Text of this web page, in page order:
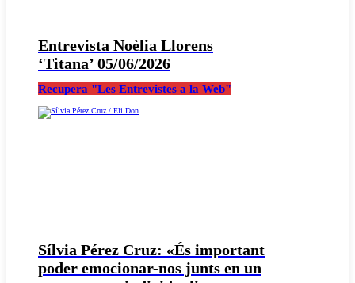
Entrevista Noèlia Llorens
‘Titana’ 05/06/2026
Recupera "Les Entrevistes a la Web"
Sílvia Pérez Cruz: «És important
poder emocionar-nos junts en un